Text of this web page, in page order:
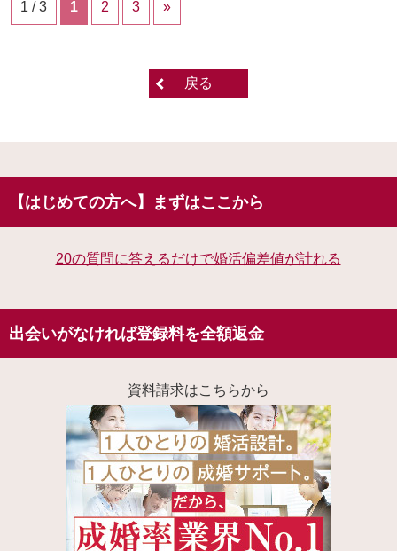
1 / 3 1 2 3 »
戻る
【はじめての方へ】まずはここから
20の質問に答えるだけで婚活偏差値が計れる
出会いがなければ登録料を全額返金
資料請求はこちらから